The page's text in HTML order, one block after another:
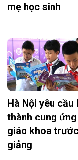
mẹ học sinh
Hà Nội yêu cầu
thành cung
giáo khoa
giảng